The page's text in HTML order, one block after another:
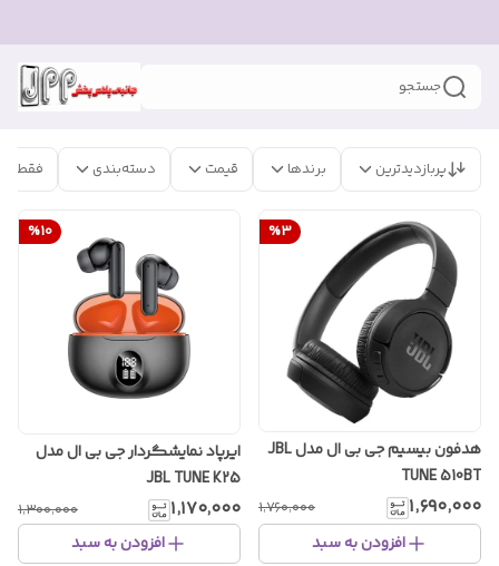
جستجو
پربازدیدترین برندها قیمت دسته‌بندی فقط
%3
هدفون بیسیم جی بی ال مدل JBL
TUNE 510BT
۱٬۶۹۰٬۰۰۰ ۱٬۷۶۰٬۰۰۰
افزودن به سبد
%10
ایرپاد نمایشگردار جی بی ال مدل
JBL TUNE K25
۱٬۱۷۰٬۰۰۰ ۱٬۳۰۰٬۰۰۰
افزودن به سبد